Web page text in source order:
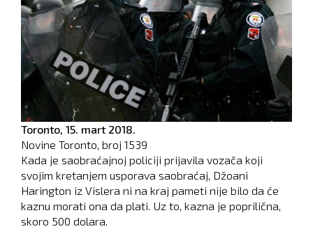
Toronto, 15. mart 2018.
Novine Toronto, broj 1539
Kada je saobraćajnoj policiji prijavila vozača koji
svojim kretanjem usporava saobraćaj, Džoani
Harington iz Vislera ni na kraj pameti nije bilo da će
kaznu morati ona da plati. Uz to, kazna je poprilična,
skoro 500 dolara.